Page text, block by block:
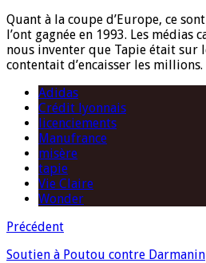
Quant à la coupe d’Europe, ce
l’ont gagnée en 1993. Les
nous inventer que Tapie était sur
contentait d’encaisser les millions.
Adidas
Crédit lyonnais
licenciements
Manufrance
misère
tapie
Vie Claire
Wonder
Précédent
Soutien à Poutou contre Darmanin